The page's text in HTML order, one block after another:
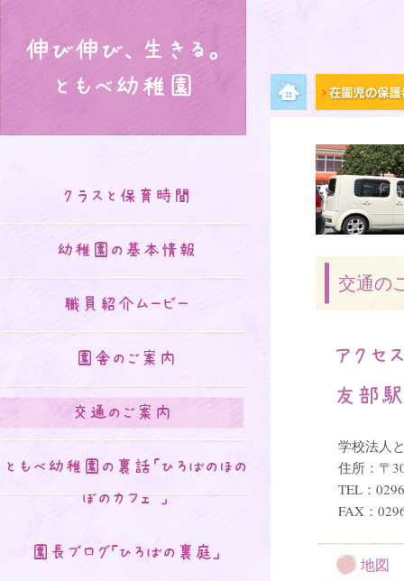
伸び伸び、生きる。
ともべ幼稚園
メニュー項目
交通の
アクセ
友部駅
学校法人
住所：〒
TEL：
FAX：
地図
クラスと保育時間
幼稚園の基本情報
職員紹介ムービー
園舎のご案内
交通のご案内
ともべ幼稚園の裏話「ひろばのほの
ぼのカフェ♡」
園長ブログ｢ひろばの裏庭｣